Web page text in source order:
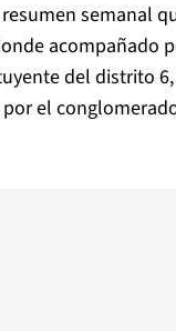
semanal
acompañado
del distrito
el